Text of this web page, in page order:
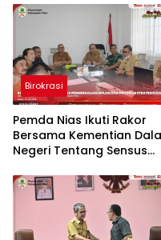
Birokrasi
Pemda Nias Ikuti Rakor
Bersama Kementian
Negeri Tentang Sensus